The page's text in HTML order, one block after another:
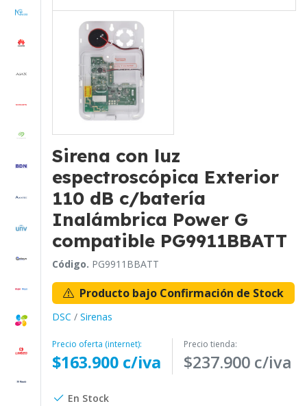
Sirena con luz
espectroscópica Exterior
110 dB c/batería
Inalámbrica Power G
compatible PG9911BBATT
Código. PG9911BBATT
Producto bajo Confirmación de Stock
DSC / Sirenas
Precio oferta (internet):
$163.900 c/iva
Precio tienda:
$237.900 c/iva
En Stock